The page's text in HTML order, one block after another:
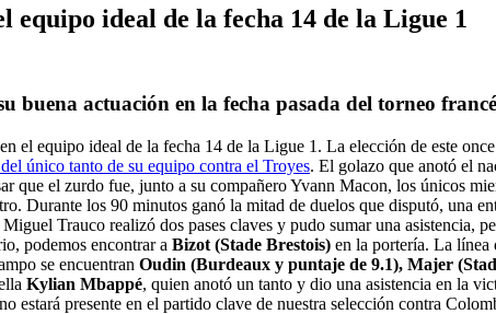
ideal de la fecha 14 de la Ligue 1
buena actuación en la fecha pasada del torneo
el equipo ideal de la fecha 14 de la Ligue 1. La elección de este
único tanto de su equipo contra el Troyes. El golazo que anotó el
que el zurdo fue, junto a su compañero Yvann Macon, los únicos
Durante los 90 minutos ganó la mitad de duelos que disputó, una
Trauco realizó dos pases claves y pudo sumar una asistencia,
podemos encontrar a Bizot (Stade Brestois) en la portería. La línea
se encuentran Oudin (Burdeaux y puntaje de 9.1), Majer
Kylian Mbappé, quien anotó un tanto y dio una asistencia en la
estará presente en el partido clave de nuestra selección contra